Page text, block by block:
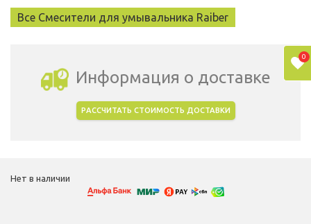
Все Смесители для умывальника Raiber
Информация о доставке
РАССЧИТАТЬ СТОИМОСТЬ ДОСТАВКИ
Нет в наличии
0